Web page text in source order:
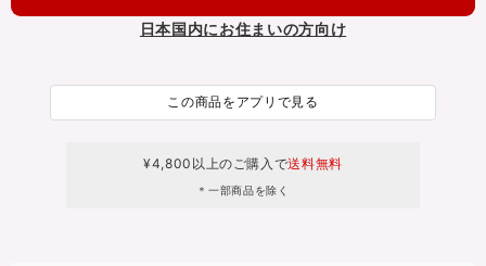
日本国内にお住まいの方向け
この商品をアプリで見る
¥4,800以上のご購入で送料無料
＊一部商品を除く